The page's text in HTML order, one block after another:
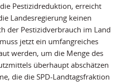
Pestizidreduktion, erreicht
Landesregierung keinen
der Pestizidverbrauch im Land
jetzt ein umfangreiches
werden, um die Menge des
überhaupt abschätzen
die die SPD-Landtagsfraktion